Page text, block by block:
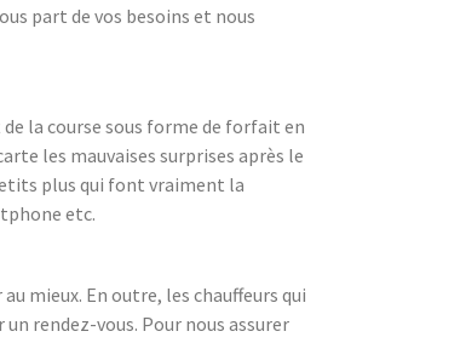
part de vos besoins et nous
la course sous forme de forfait en
les mauvaises surprises après le
plus qui font vraiment la
etc.
mieux. En outre, les chauffeurs qui
rendez-vous. Pour nous assurer